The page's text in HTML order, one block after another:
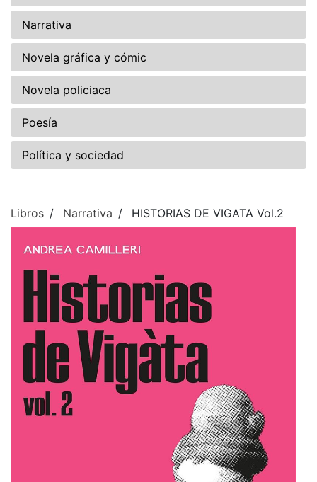
Narrativa
Novela gráfica y cómic
Novela policiaca
Poesía
Política y sociedad
Libros Narrativa HISTORIAS DE VIGATA Vol.2